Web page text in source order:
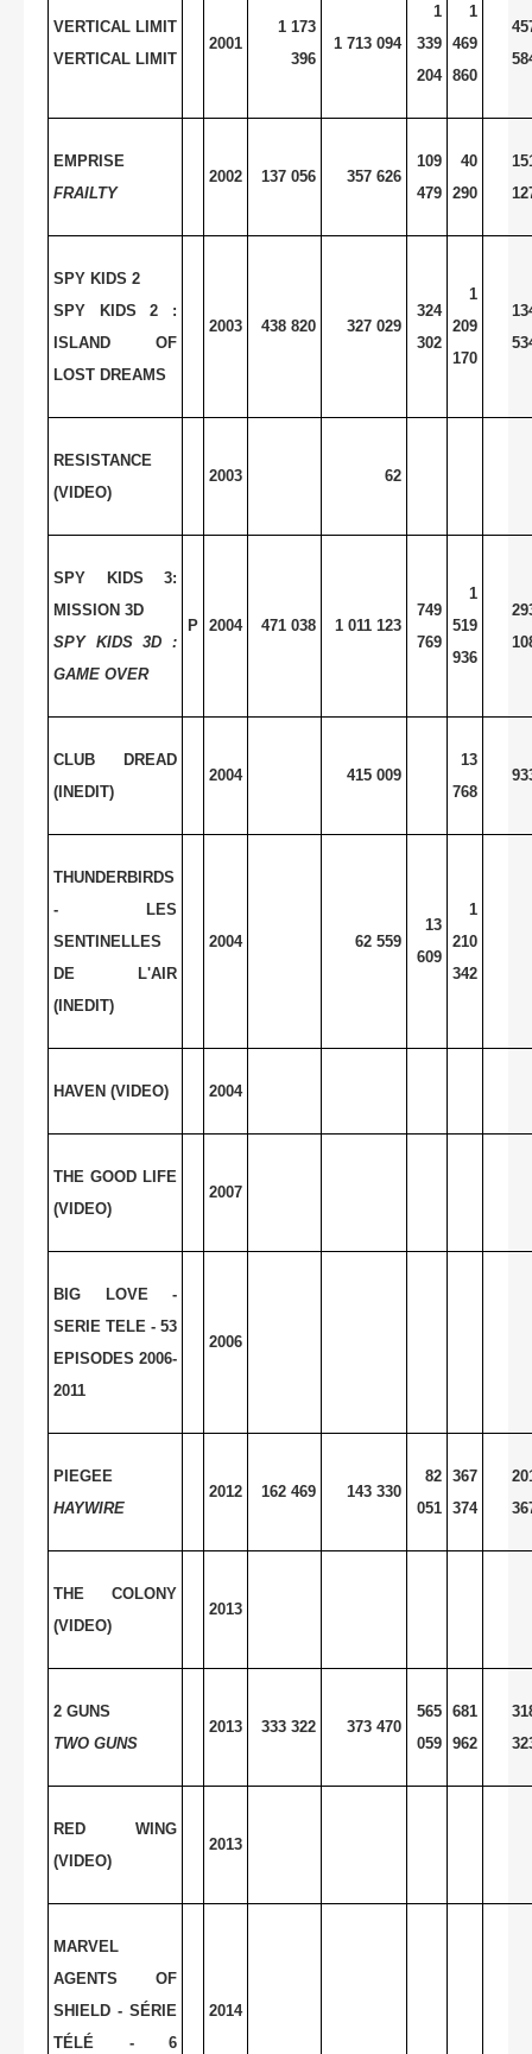
VERTICAL LIMIT
VERTICAL LIMIT
2001
1 173
396
1 713 094
1
339
204
1
469
860
EMPRISE
FRAILTY
2002 137 056 357 626
109
479
40
290
SPY KIDS 2
SPY KIDS 2 :
ISLAND OF
LOST DREAMS
2003 438 820 327 029
324
302
1
209
170
RESISTANCE
(VIDEO)
2003 62
SPY KIDS 3:
MISSION 3D
SPY KIDS 3D :
GAME OVER
P 2004 471 038 1 011 123
749
769
1
519
936
CLUB DREAD
(INEDIT)
2004 415 009
13
768
THUNDERBIRDS
- LES
SENTINELLES
DE L'AIR
(INEDIT)
2004 62 559
13
609
1
210
342
HAVEN (VIDEO) 2004
THE GOOD LIFE
(VIDEO)
2007
BIG LOVE -
SERIE TELE - 53
EPISODES 2006-
2011
2006
PIEGEE
HAYWIRE
2012 162 469 143 330
82
051
367
374
THE COLONY
(VIDEO)
2013
2 GUNS
TWO GUNS
2013 333 322 373 470
565
059
681
962
RED WING
(VIDEO)
2013
MARVEL
AGENTS OF
SHIELD - SÉRIE
TÉLÉ - 6
2014